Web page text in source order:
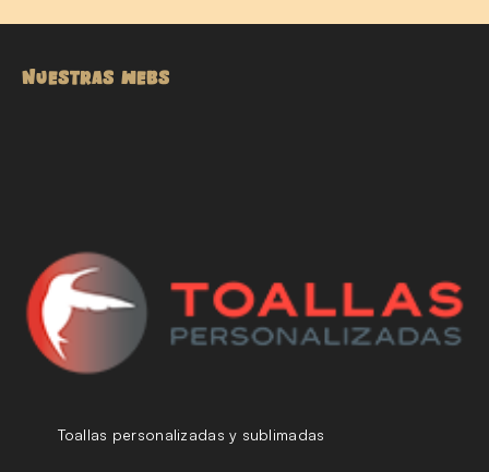
NUESTRAS WEBS
Toallas personalizadas y sublimadas